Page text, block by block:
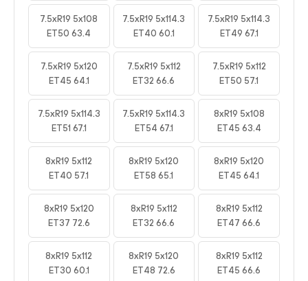
7.5xR19 5x108
ET50 63.4
7.5xR19 5x114.3
ET40 60.1
7.5xR19 5x114.3
ET49 67.1
7.5xR19 5x120
ET45 64.1
7.5xR19 5x112
ET32 66.6
7.5xR19 5x112
ET50 57.1
7.5xR19 5x114.3
ET51 67.1
7.5xR19 5x114.3
ET54 67.1
8xR19 5x108
ET45 63.4
8xR19 5x112
ET40 57.1
8xR19 5x120
ET58 65.1
8xR19 5x120
ET45 64.1
8xR19 5x120
ET37 72.6
8xR19 5x112
ET32 66.6
8xR19 5x112
ET47 66.6
8xR19 5x112
ET30 60.1
8xR19 5x120
ET48 72.6
8xR19 5x112
ET45 66.6